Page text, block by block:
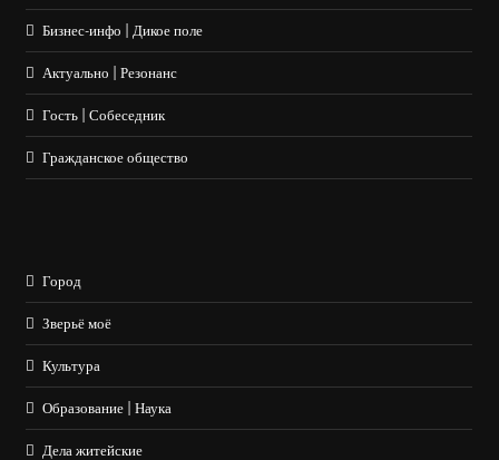
Бизнес-инфо | Дикое поле
Актуально | Резонанс
Гость | Собеседник
Гражданское общество
Город
Зверьё моё
Культура
Образование | Наука
Дела житейские